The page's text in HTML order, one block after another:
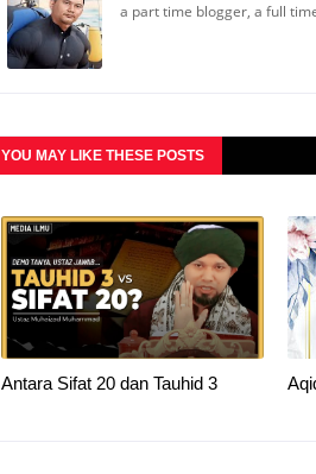
a part time blogger, a full
YOU MAY LIKE THESE POSTS
Antara Sifat 20 dan Tauhid 3